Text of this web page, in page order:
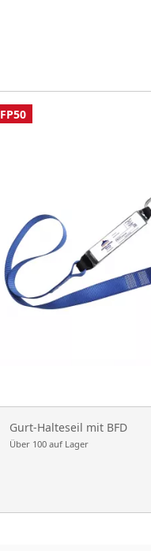
Gurt-Halteseil mit BFD
Über 100 auf Lager
FP50